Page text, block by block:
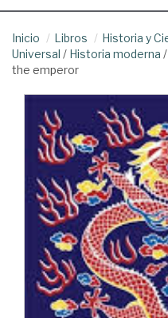
Inicio Libros Historia y
Universal / Historia moderna /
the emperor